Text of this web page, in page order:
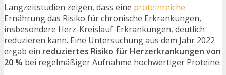
Langzeitstudien zeigen, dass eine proteinreiche
Ernährung das Risiko für chronische Erkrankungen,
insbesondere Herz-Kreislauf-Erkrankungen, deutlich
reduzieren kann. Eine Untersuchung aus dem Jahr 2022
ergab ein reduziertes Risiko für Herzerkrankungen von
20 % bei regelmäßiger Aufnahme hochwertiger Proteine.